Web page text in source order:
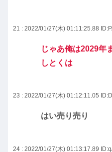
21 : 2022/01/27(木) 01:11:25.88
じゃあ俺は2029年
しとくは
23 : 2022/01/27(木) 01:12:11.05
はい売り売り
24 : 2022/01/27(木) 01:13:17.89